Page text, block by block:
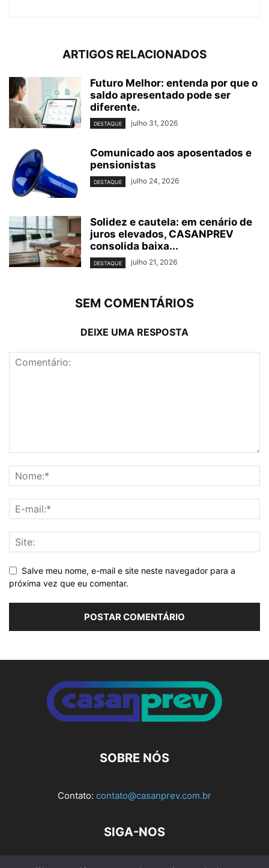
ARTIGOS RELACIONADOS
Futuro Melhor: entenda por que o
saldo apresentado pode ser
diferente.
DESTAQUE julho 31, 2026
Comunicado aos aposentados e
pensionistas
DESTAQUE julho 24, 2026
Solidez e cautela: em cenário de
juros elevados, CASANPREV
consolida baixa...
DESTAQUE julho 21, 2026
SEM COMENTÁRIOS
DEIXE UMA RESPOSTA
Salve meu nome, e-mail e site neste navegador para a
próxima vez que eu comentar.
SOBRE NÓS
Contato: contato@casanprev.com.br
SIGA-NOS